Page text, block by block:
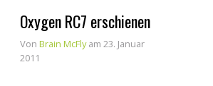
Oxygen RC7 erschienen
Von Brain McFly am 23. Januar
2011